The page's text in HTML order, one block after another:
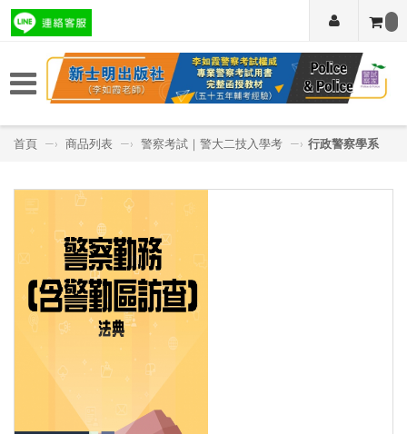
首頁 —› 商品列表 —› 警察考試｜警大二技入學考 —› 行政警察學系